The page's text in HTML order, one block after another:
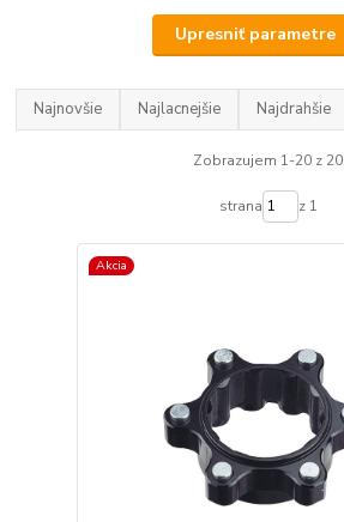
Upresniť parametre
Najnovšie Najlacnejšie Najdrahšie
Zobrazujem 1-20 z 20
strana z 1
Akcia